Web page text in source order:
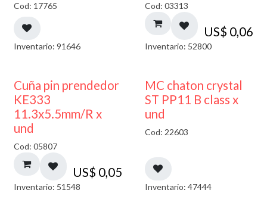
Cod: 17765
Inventario: 91646
Cod: 03313
US$ 0,06
Inventario: 52800
Cuña pin prendedor
KE333
11.3x5.5mm/R x
und
Cod: 05807
US$ 0,05
Inventario: 51548
MC chaton crystal
ST PP11 B class x
und
Cod: 22603
Inventario: 47444